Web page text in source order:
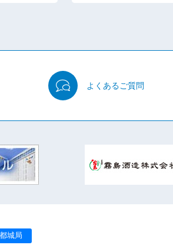
よくあるご質問
都城局